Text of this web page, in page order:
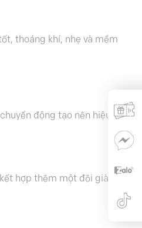
thoáng khí, nhẹ và mềm
động tạo nên hiệu ứng
hợp thêm một đôi giày